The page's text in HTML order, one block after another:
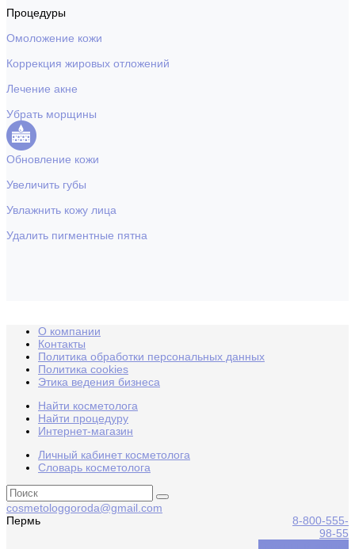
Процедуры
Омоложение кожи
Коррекция жировых отложений
Лечение акне
Убрать морщины
Обновление кожи
Увеличить губы
Увлажнить кожу лица
Удалить пигментные пятна
О компании
Контакты
Политика обработки персональных данных
Политика cookies
Этика ведения бизнеса
Найти косметолога
Найти процедуру
Интернет-магазин
Личный кабинет косметолога
Словарь косметолога
cosmetologgoroda@gmail.com
Пермь
8-800-555-
98-55